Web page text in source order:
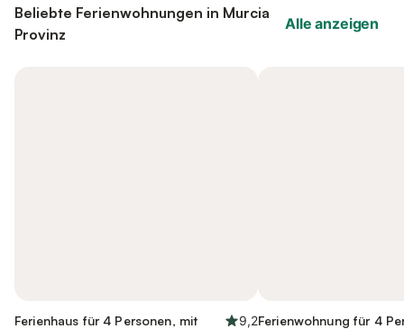
Beliebte Ferienwohnungen in Murcia
Provinz
Alle anzeigen
Ferienhaus für 4 Personen, mit
9,2Ferienwohnung für 4